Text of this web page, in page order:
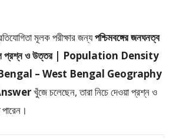
মূলক পরীক্ষার জন্যপশ্চিমবঙ্গের জনঘনত্ব
প্রশ্ন ও উত্তর | Population Density
– West Bengal Geography
খুঁজে চলেছেন, তারা নিচে দেওয়া প্রশ্ন ও